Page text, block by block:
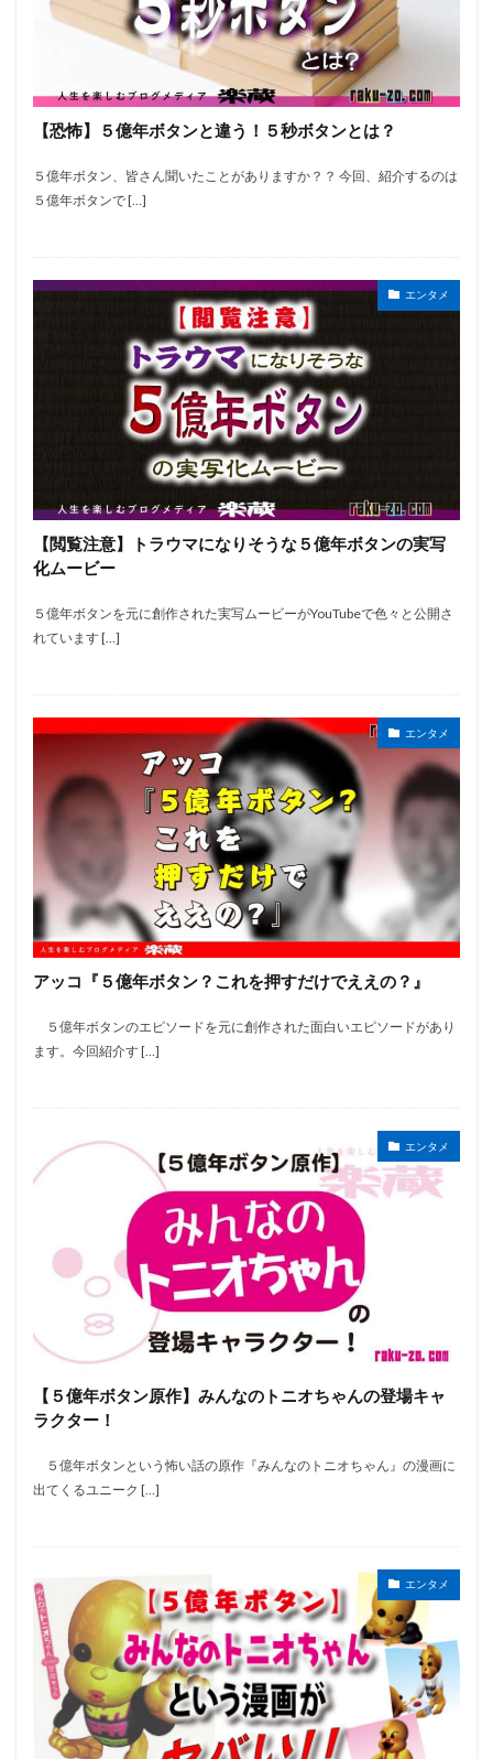
【恐怖】５億年ボタンと違う！５秒ボタンとは？
５億年ボタン、皆さん聞いたことがありますか？？ 今回、紹介するのは
５億年ボタンで […]
エンタメ
【閲覧注意】トラウマになりそうな５億年ボタンの実写
化ムービー
５億年ボタンを元に創作された実写ムービーがYouTubeで色々と公開さ
れています […]
エンタメ
アッコ『５億年ボタン？これを押すだけでええの？』
５億年ボタンのエピソードを元に創作された面白いエピソードがあり
ます。今回紹介す […]
エンタメ
【５億年ボタン原作】みんなのトニオちゃんの登場キャ
ラクター！
５億年ボタンという怖い話の原作『みんなのトニオちゃん』の漫画に
出てくるユニーク […]
エンタメ